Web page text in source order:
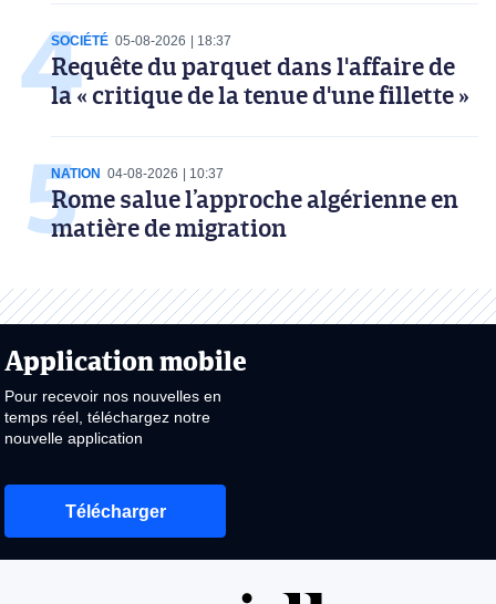
SOCIÉTÉ 05-08-2026 18:37
Requête du parquet dans l'affaire de
la « critique de la tenue d'une fillette »
NATION 04-08-2026 10:37
Rome salue l’approche algérienne en
matière de migration
Application mobile
Pour recevoir nos nouvelles en
temps réel, téléchargez notre
nouvelle application
Télécharger